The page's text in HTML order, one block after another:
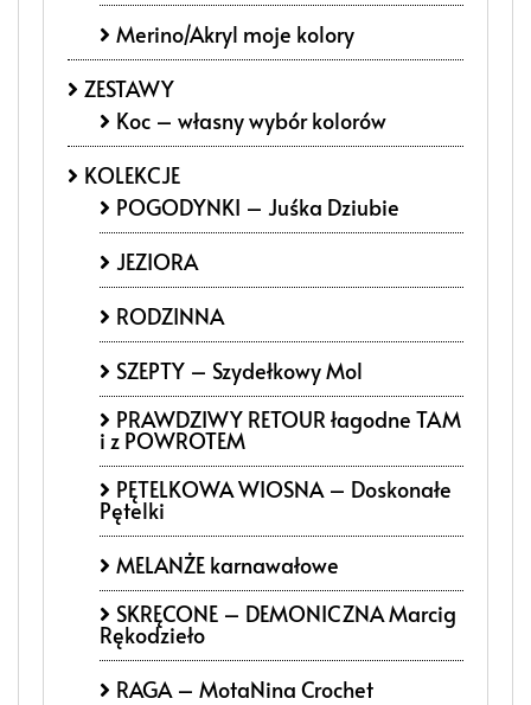
Merino/Akryl moje kolory
ZESTAWY
Koc – własny wybór kolorów
KOLEKCJE
POGODYNKI – Juśka Dziubie
JEZIORA
RODZINNA
SZEPTY – Szydełkowy Mol
PRAWDZIWY RETOUR łagodne TAM
i z POWROTEM
PĘTELKOWA WIOSNA – Doskonałe
Pętelki
MELANŻE karnawałowe
SKRĘCONE – DEMONICZNA Marcig
Rękodzieło
RAGA – MotaNina Crochet